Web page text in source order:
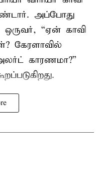
அப்போது
“ஏன் காவி
கேரளாவில்
காரணமா?”